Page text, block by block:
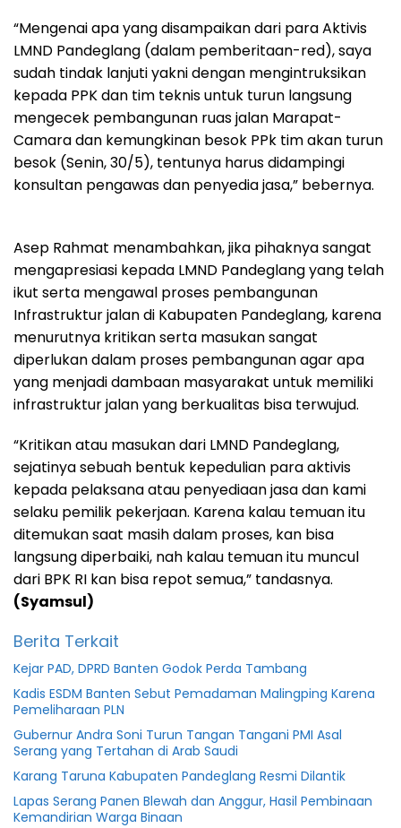
“Mengenai apa yang disampaikan dari para Aktivis
LMND Pandeglang (dalam pemberitaan-red), saya
sudah tindak lanjuti yakni dengan mengintruksikan
kepada PPK dan tim teknis untuk turun langsung
mengecek pembangunan ruas jalan Marapat-
Camara dan kemungkinan besok PPk tim akan turun
besok (Senin, 30/5), tentunya harus didampingi
konsultan pengawas dan penyedia jasa,” bebernya.
Asep Rahmat menambahkan, jika pihaknya sangat
mengapresiasi kepada LMND Pandeglang yang telah
ikut serta mengawal proses pembangunan
Infrastruktur jalan di Kabupaten Pandeglang, karena
menurutnya kritikan serta masukan sangat
diperlukan dalam proses pembangunan agar apa
yang menjadi dambaan masyarakat untuk memiliki
infrastruktur jalan yang berkualitas bisa terwujud.
“Kritikan atau masukan dari LMND Pandeglang,
sejatinya sebuah bentuk kepedulian para aktivis
kepada pelaksana atau penyediaan jasa dan kami
selaku pemilik pekerjaan. Karena kalau temuan itu
ditemukan saat masih dalam proses, kan bisa
langsung diperbaiki, nah kalau temuan itu muncul
dari BPK RI kan bisa repot semua,” tandasnya.
(Syamsul)
Berita Terkait
Kejar PAD, DPRD Banten Godok Perda Tambang
Kadis ESDM Banten Sebut Pemadaman Malingping Karena
Pemeliharaan PLN
Gubernur Andra Soni Turun Tangan Tangani PMI Asal
Serang yang Tertahan di Arab Saudi
Karang Taruna Kabupaten Pandeglang Resmi Dilantik
Lapas Serang Panen Blewah dan Anggur, Hasil Pembinaan
Kemandirian Warga Binaan